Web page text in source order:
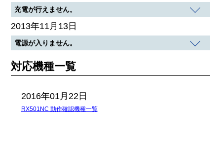
充電が行えません。
2013年11月13日
電源が入りません。
対応機種一覧
2016年01月22日
RX501NC 動作確認機種一覧